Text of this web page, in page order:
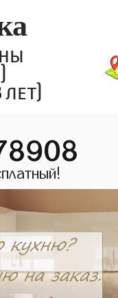
лет)